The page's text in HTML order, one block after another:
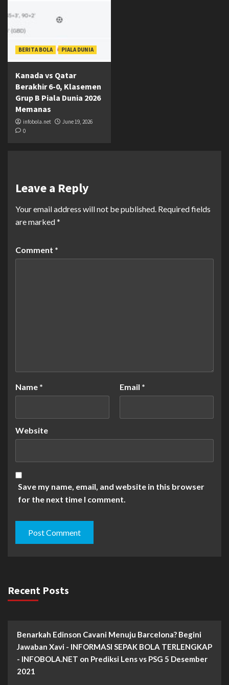
BERITA BOLA PIALA DUNIA
Kanada vs Qatar
Berakhir 6-0, Klasemen
Grup B Piala Dunia 2026
Memanas
infobola.net
June 19, 2026
0
Leave a Reply
Your email address will not be published. Required fields
are marked*
Comment *
Name * Email *
Website
Save my name, email, and website in this browser
for the next time I comment.
Recent Posts
Benarkah Edinson Cavani Menuju Barcelona? Begini
Jawaban Xavi - INFORMASI SEPAK BOLA TERLENGKAP
- INFOBOLA.NET on Prediksi Lens vs PSG 5 Desember
2021